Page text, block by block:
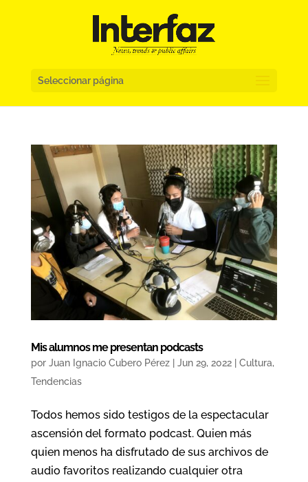
Seleccionar página
Mis alumnos me presentan podcasts
por Juan Ignacio Cubero Pérez| Jun 29, 2022| Cultura,
Tendencias
Todos hemos sido testigos de la espectacular
ascensión del formato podcast. Quien más
quien menos ha disfrutado de sus archivos de
audio favoritos realizando cualquier otra